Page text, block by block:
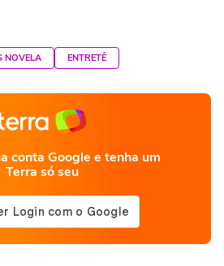
NOVELA ENTRETÊ
conta Google e tenha um
Terra só seu